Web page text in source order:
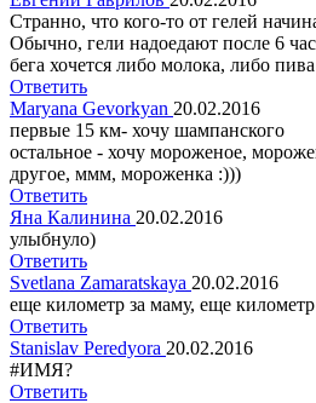
Странно, что кого-то от гелей
Обычно, гели надоедают после 6
бега хочется либо молока, либо
Ответить
Maryana Gevorkyan 20.02.2016
первые 15 км- хочу шампанского
остальное - хочу мороженое,
другое, ммм, мороженка :)))
Ответить
Яна Калинина 20.02.2016
улыбнуло)
Ответить
Svetlana Zamaratskaya 20.02.2016
еще километр за маму, еще
Ответить
Stanislav Peredyora 20.02.2016
#ИМЯ?
Ответить